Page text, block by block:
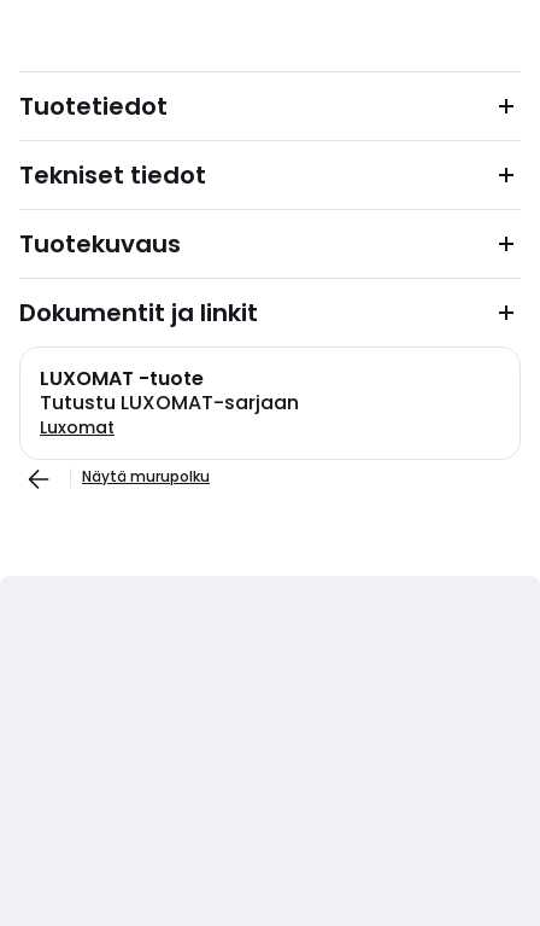
Tuotetiedot
Tekniset tiedot
Tuotekuvaus
Dokumentit ja linkit
LUXOMAT -tuote
Tutustu LUXOMAT-sarjaan
Luxomat
Näytä murupolku